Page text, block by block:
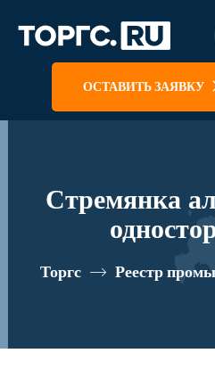
ОСТАВИТЬ ЗАЯВКУ
Стремянка
Высота NV
350х260
Торгс Реестр